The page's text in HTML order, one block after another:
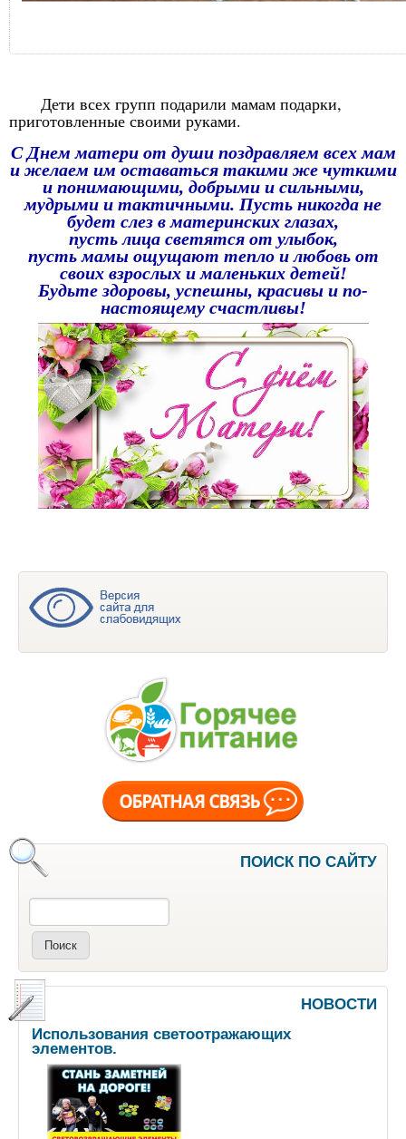
Дети всех групп подарили мамам подарки,
приготовленные своими руками.
С Днем матери от души поздравляем всех мам
и желаем им оставаться такими же чуткими
и понимающими, добрыми и сильными,
мудрыми и тактичными. Пусть никогда не
будет слез в материнских глазах,
пусть лица светятся от улыбок,
пусть мамы ощущают тепло и любовь от
своих взрослых и маленьких детей!
Будьте здоровы, успешны, красивы и по-
настоящему счастливы!
ПОИСК ПО САЙТУ
Поиск
НОВОСТИ
Использования светоотражающих
элементов.